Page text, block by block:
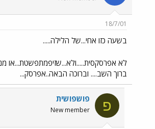
18/7/01
בשעה כזו אחי...של הלילה.....
לא אפרסקסית.....ולא...שזיפמתפשטת...או
ברוך השב.... וברוכה הבאה..אפרסק...
פ פושפושית
New member